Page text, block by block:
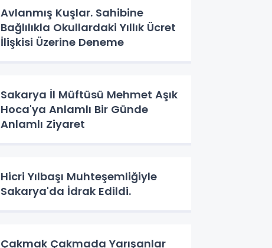
Avlanmış Kuşlar. Sahibine
Bağlılıkla Okullardaki Yıllık Ücret
İlişkisi Üzerine Deneme
Sakarya İl Müftüsü Mehmet Aşık
Hoca'ya Anlamlı Bir Günde
Anlamlı Ziyaret
Hicri Yılbaşı Muhteşemliğiyle
Sakarya'da İdrak Edildi.
Çakmak Çakmada Yarışanlar